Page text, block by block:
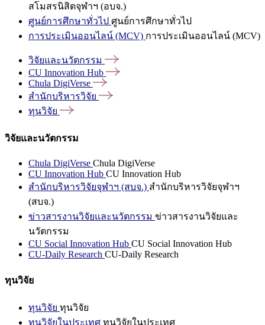
สโมสรนิสิตจุฬาฯ (อบจ.)
ศูนย์การศึกษาทั่วไป ศูนย์การศึกษาทั่วไป
การประเมินออนไลน์ (MCV) การประเมินออนไลน์ (MCV)
วิจัยและนวัตกรรม
CU Innovation Hub
Chula DigiVerse
สำนักบริหารวิจัย
ทุนวิจัย
วิจัยและนวัตกรรม
Chula DigiVerse Chula DigiVerse
CU Innovation Hub CU Innovation Hub
สำนักบริหารวิจัยจุฬาฯ (สบจ.) สำนักบริหารวิจัยจุฬาฯ
(สบจ.)
ข่าวสารงานวิจัยและนวัตกรรม ข่าวสารงานวิจัยและ
นวัตกรรม
CU Social Innovation Hub CU Social Innovation Hub
CU-Daily Research CU-Daily Research
ทุนวิจัย
ทุนวิจัย ทุนวิจัย
ทุนวิจัยในประเทศ ทุนวิจัยในประเทศ